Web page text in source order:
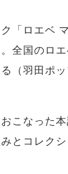
「ロエベ
全国のロ
（羽田ポ
こなった
とコレク